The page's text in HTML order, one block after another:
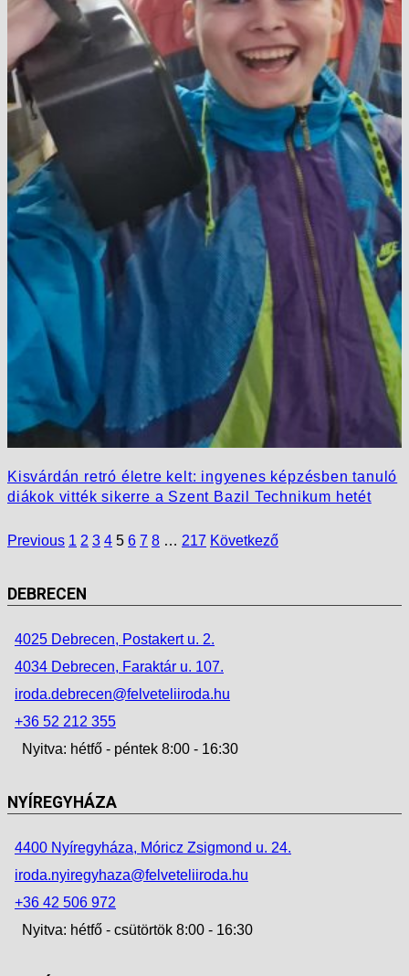
Kisvárdán retró életre kelt: ingyenes képzésben tanuló
diákok vitték sikerre a Szent Bazil Technikum hetét
Previous 1 2 3 4 5 6 7 8 … 217 Következő
DEBRECEN
4025 Debrecen, Postakert u. 2.
4034 Debrecen, Faraktár u. 107.
iroda.debrecen@felveteliiroda.hu
+36 52 212 355
Nyitva: hétfő - péntek 8:00 - 16:30
NYÍREGYHÁZA
4400 Nyíregyháza, Móricz Zsigmond u. 24.
iroda.nyiregyhaza@felveteliiroda.hu
+36 42 506 972
Nyitva: hétfő - csütörtök 8:00 - 16:30